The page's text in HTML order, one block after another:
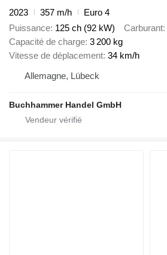
2023
357 m/h
Euro 4
Puissance 125 ch (92 kW) Carburant
Capacité de charge 3 200 kg
Vitesse de déplacement 34 km/h
Allemagne, Lübeck
Buchhammer Handel GmbH